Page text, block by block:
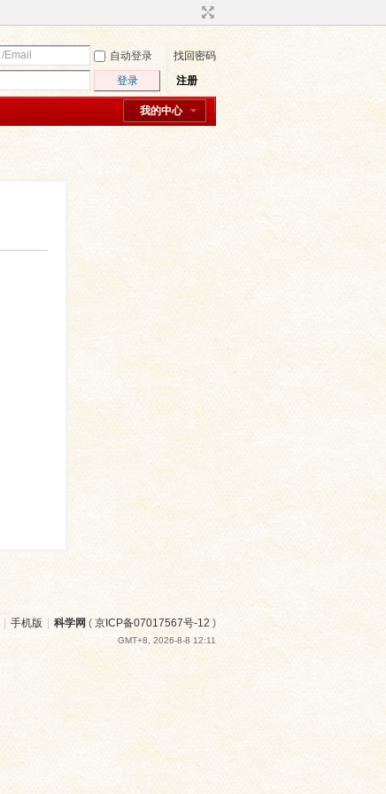
自动登录
找回密码
登录 注册
我的中心
| 手机版 | 科学网 ( 京ICP备07017567号-12 )
GMT+8, 2026-8-8 12:11